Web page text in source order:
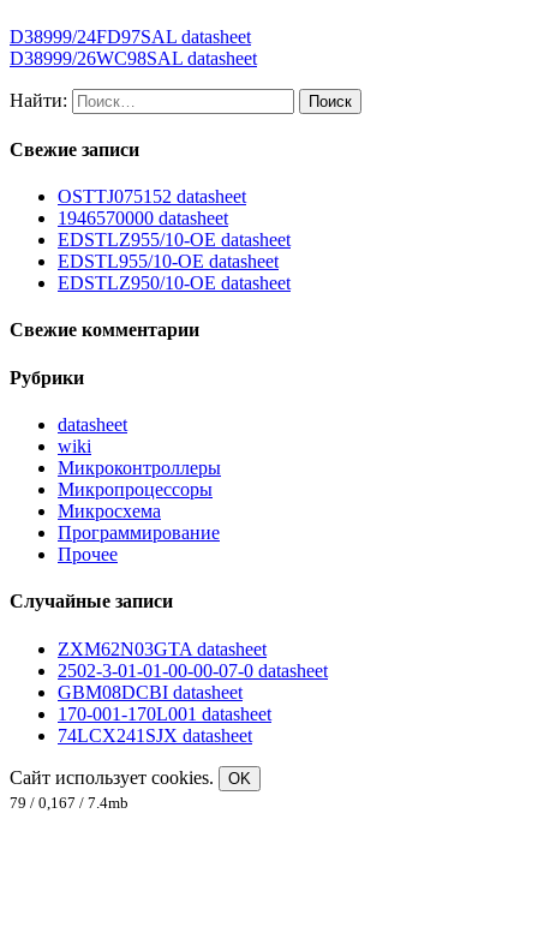
D38999/24FD97SAL datasheet
D38999/26WC98SAL datasheet
Найти:
Свежие записи
OSTTJ075152 datasheet
1946570000 datasheet
EDSTLZ955/10-OE datasheet
EDSTL955/10-OE datasheet
EDSTLZ950/10-OE datasheet
Свежие комментарии
Рубрики
datasheet
wiki
Микроконтроллеры
Микропроцессоры
Микросхема
Программирование
Прочее
Случайные записи
ZXM62N03GTA datasheet
2502-3-01-01-00-00-07-0 datasheet
GBM08DCBI datasheet
170-001-170L001 datasheet
74LCX241SJX datasheet
Сайт использует cookies.
OK
79 / 0,167 / 7.4mb